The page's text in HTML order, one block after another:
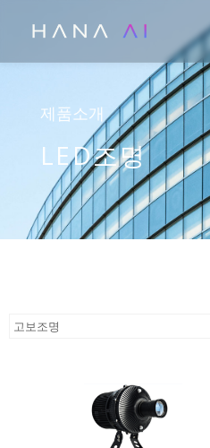
츠
제품소개
LED조명